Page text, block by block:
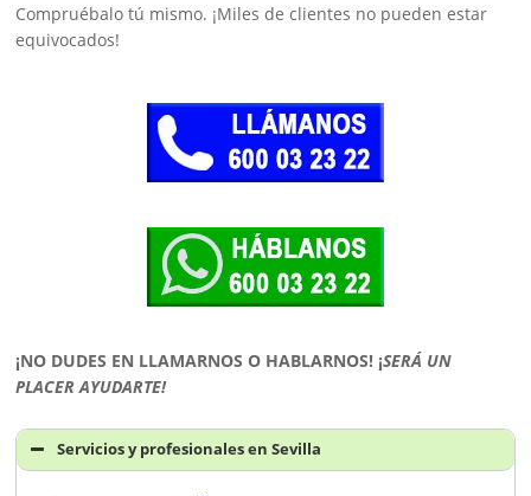
Compruébalo tú mismo. ¡Miles de clientes no pueden estar
equivocados!
¡NO DUDES EN LLAMARNOS O HABLARNOS! ¡SERÁ UN
PLACER AYUDARTE!
Servicios y profesionales en Sevilla